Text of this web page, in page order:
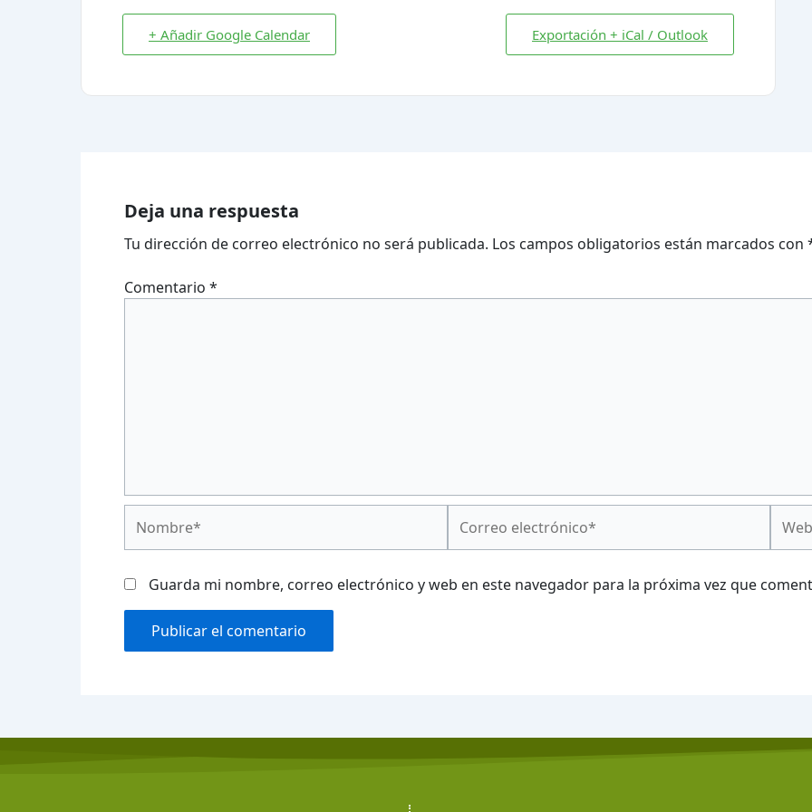
+ Añadir Google Calendar Exportación + iCal / Outlook
Deja una respuesta
Tu dirección de correo electrónico no será publicada. Los campos obligatorios están marcados con
Comentario *
electrónico*
Guarda mi nombre, correo electrónico y web en este navegador para la próxima vez que